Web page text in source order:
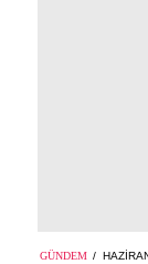
GÜNDEM
POSTED